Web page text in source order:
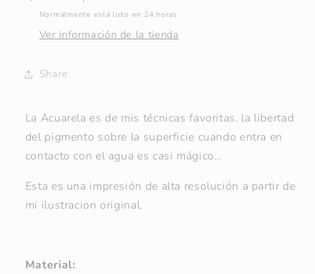
Normalmente está listo en 24 horas
Ver información de la tienda
Share
La Acuarela es de mis técnicas favoritas, la libertad
del pigmento sobre la superficie cuando entra en
contacto con el agua es casi mágico...
Esta es una impresión de alta resolución a partir de
mi ilustracion original.
Material: